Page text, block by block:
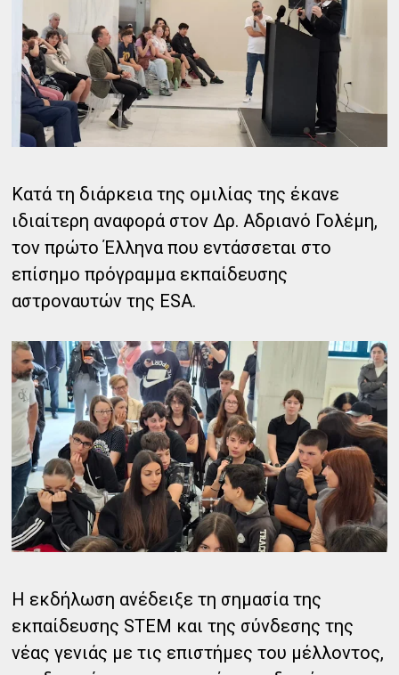
Κατά τη διάρκεια της ομιλίας της έκανε
ιδιαίτερη αναφορά στον Δρ. Αδριανό Γολέμη,
τον πρώτο Έλληνα που εντάσσεται στο
επίσημο πρόγραμμα εκπαίδευσης
αστροναυτών της ESA.
Η εκδήλωση ανέδειξε τη σημασία της
εκπαίδευσης STEM και της σύνδεσης της
νέας γενιάς με τις επιστήμες του μέλλοντος,